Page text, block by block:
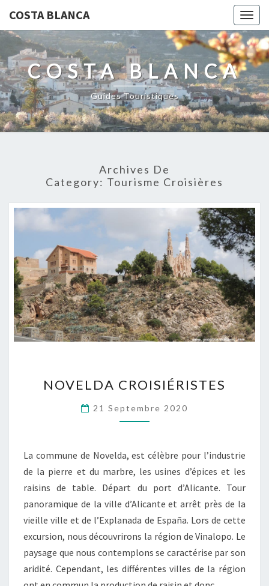
COSTA BLANCA
COSTA BLANCA
Guides Touristiques
Archives De
Category: Tourisme Croisières
CROISIÉRISTES
NOVELDA CROISIÉRISTES
21 Septembre 2020
La commune de Novelda, est célèbre pour l’industrie
de la pierre et du marbre, les usines d’épices et les
raisins de table. Départ du port d’Alicante. Tour
panoramique de la ville d’Alicante et arrêt près de la
vieille ville et de l’Explanada de España. Lors de cette
excursion, nous découvrirons la région de Vinalopo. Le
paysage que nous contemplons se caractérise par son
aridité. Cependant, les différentes villes de la région